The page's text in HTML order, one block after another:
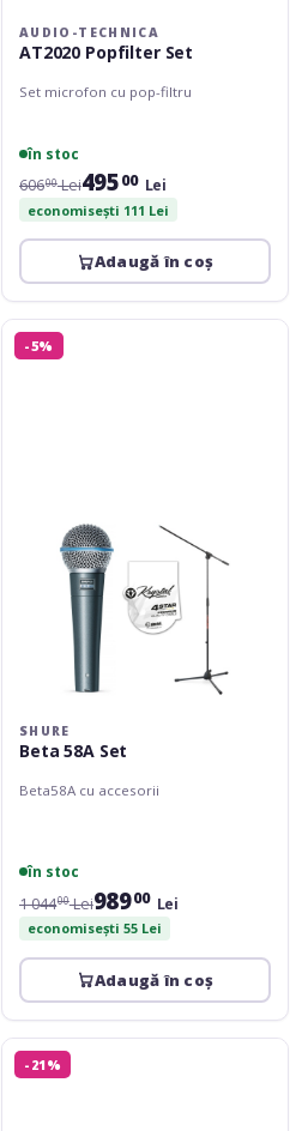
AUDIO-TECHNICA
AT2020 Popfilter Set
Set microfon cu pop-filtru
în stoc
60600Lei49500 Lei
economisești 111 Lei
Adaugă în coș
Shure
Beta-5%
SHURE
Beta 58A Set
Beta58A cu accesorii
în stoc
1 04400Lei98900 Lei
economisești 55 Lei
Adaugă în coș
ROQ
Audio
-21%